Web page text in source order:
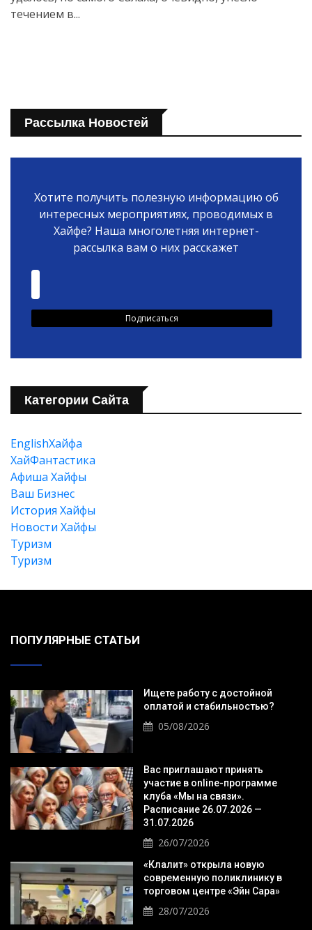
течением в...
Рассылка Новостей
Хотите получить полезную информацию об
интересных мероприятиях, проводимых в
Хайфе? Наша многолетняя интернет-
рассылка вам о них расскажет
Категории Сайта
EnglishХайфа
XайФантастика
Афиша Хайфы
Ваш Бизнес
История Хайфы
Новости Хайфы
Туризм
Туризм
ПОПУЛЯРНЫЕ СТАТЬИ
Ищете работу с достойной
оплатой и стабильностью?
05/08/2026
Вас приглашают принять
участие в online-программе
клуба «Мы на связи».
Расписание 26.07.2026 —
31.07.2026
26/07/2026
«Клалит» открыла новую
современную поликлинику в
торговом центре «Эйн Сара»
28/07/2026